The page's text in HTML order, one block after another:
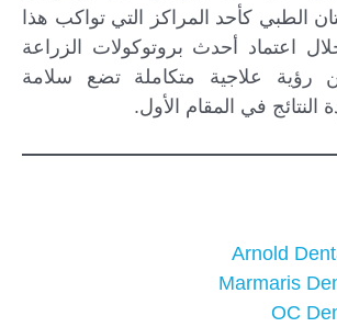
الطبي كأحد المراكز التي تواكب هذا
اعتماد أحدث بروتوكولات الزراعة
رؤية علاجية متكاملة تضع سلامة
النتائج في المقام الأول.
Arnold
Marmaris
OC